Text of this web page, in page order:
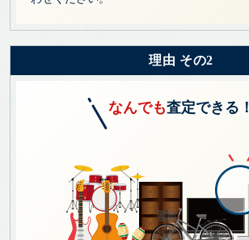
理由 その2
なんでも査定できる！